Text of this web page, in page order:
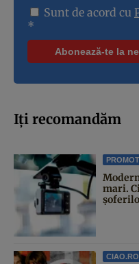
Sunt de acord cu
*
Iți recomandăm
mari.
CIAO.RO